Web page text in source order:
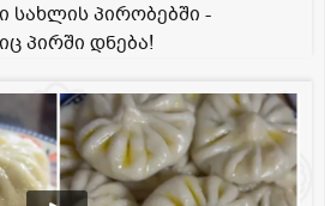
სახლის პირობებში -
პირში დნება!